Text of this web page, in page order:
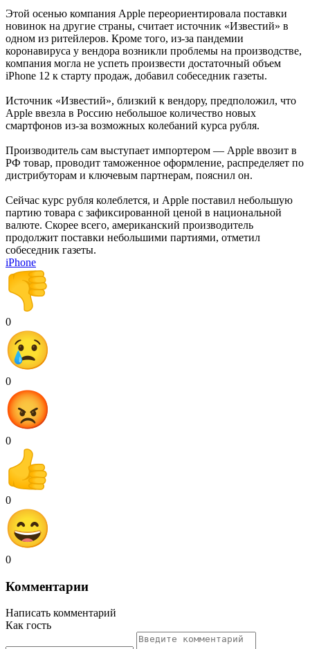
Этой осенью компания Apple переориентировала поставки
новинок на другие страны, считает источник «Известий» в
одном из ритейлеров. Кроме того, из-за пандемии
коронавируса у вендора возникли проблемы на производстве,
компания могла не успеть произвести достаточный объем
iPhone 12 к старту продаж, добавил собеседник газеты.
Источник «Известий», близкий к вендору, предположил, что
Apple ввезла в Россию небольшое количество новых
смартфонов из-за возможных колебаний курса рубля.
Производитель сам выступает импортером — Apple ввозит в
РФ товар, проводит таможенное оформление, распределяет по
дистрибуторам и ключевым партнерам, пояснил он.
Сейчас курс рубля колеблется, и Apple поставил небольшую
партию товара с зафиксированной ценой в национальной
валюте. Скорее всего, американский производитель
продолжит поставки небольшими партиями, отметил
собеседник газеты.
iPhone
0
0
0
0
0
Комментарии
Написать комментарий
Как гость